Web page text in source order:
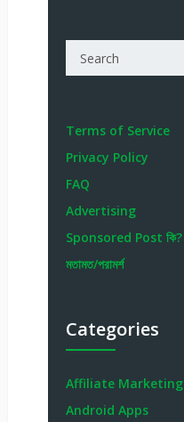
Terms of Service
Privacy Policy
FAQ
Advertising
Sponsored Post কি?
মতামত/পরামর্শ
Categories
Affiliate Marketing
Android Apps